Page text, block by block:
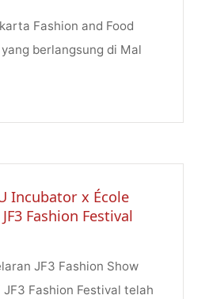
Fashion and Food
berlangsung di Mal
Incubator x École
Fashion Festival
JF3 Fashion Show
Fashion Festival telah